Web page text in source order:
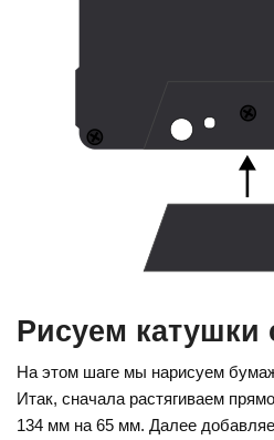
Рисуем катушки
На этом шаге мы нарисуем
Итак, сначала растягиваем
134 мм на 65 мм. Далее